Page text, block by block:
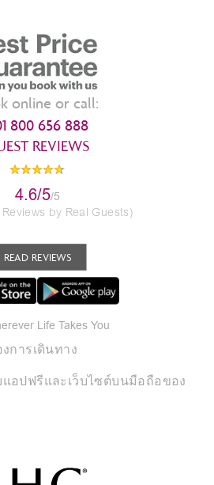
online or call:
800 656 888
REVIEWS
4.6/5/5
by Real Guests)
READ REVIEWS
Life Takes You
การเดินทาง
แอปฟรีและเว็บไซต์บนมือถือของ